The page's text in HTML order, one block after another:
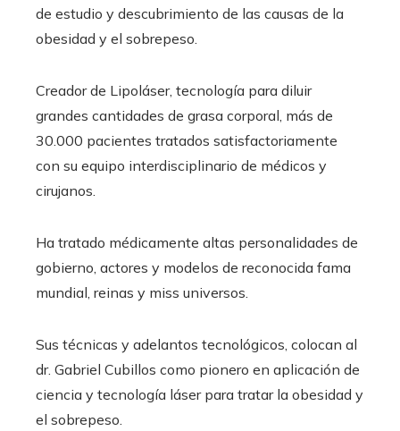
de estudio y descubrimiento de las causas de la
obesidad y el sobrepeso.
Creador de Lipoláser, tecnología para diluir
grandes cantidades de grasa corporal, más de
30.000 pacientes tratados satisfactoriamente
con su equipo interdisciplinario de médicos y
cirujanos.
Ha tratado médicamente altas personalidades de
gobierno, actores y modelos de reconocida fama
mundial, reinas y miss universos.
Sus técnicas y adelantos tecnológicos, colocan al
dr. Gabriel Cubillos como pionero en aplicación de
ciencia y tecnología láser para tratar la obesidad y
el sobrepeso.